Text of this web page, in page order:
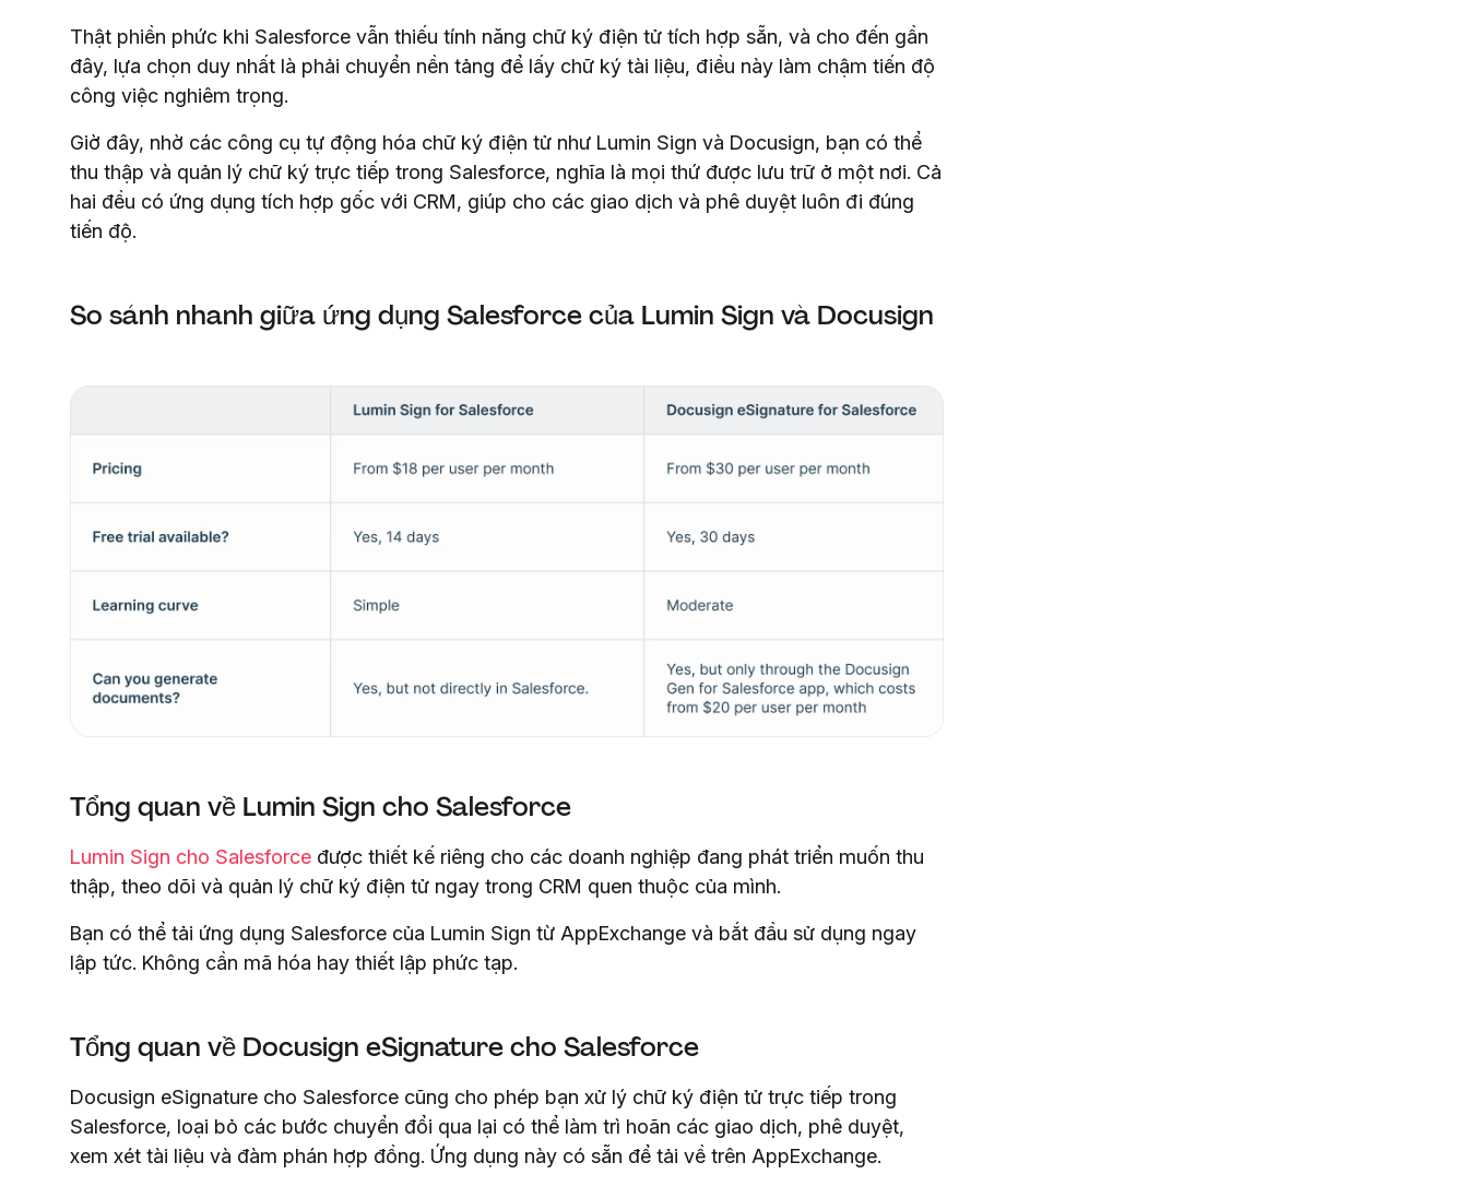
Thật phiền phức khi Salesforce vẫn thiếu tính năng chữ ký điện tử tích hợp sẵn, và cho đến gần
đây, lựa chọn duy nhất là phải chuyển nền tảng để lấy chữ ký tài liệu, điều này làm chậm tiến độ
công việc nghiêm trọng.
Giờ đây, nhờ các công cụ tự động hóa chữ ký điện tử như Lumin Sign và Docusign, bạn có thể
thu thập và quản lý chữ ký trực tiếp trong Salesforce, nghĩa là mọi thứ được lưu trữ ở một nơi. Cả
hai đều có ứng dụng tích hợp gốc với CRM, giúp cho các giao dịch và phê duyệt luôn đi đúng
tiến độ.
So sánh nhanh giữa ứng dụng Salesforce của Lumin Sign và Docusign
Tổng quan về Lumin Sign cho Salesforce
Lumin Sign cho Salesforce được thiết kế riêng cho các doanh nghiệp đang phát triển muốn thu
thập, theo dõi và quản lý chữ ký điện tử ngay trong CRM quen thuộc của mình.
Bạn có thể tải ứng dụng Salesforce của Lumin Sign từ AppExchange và bắt đầu sử dụng ngay
lập tức. Không cần mã hóa hay thiết lập phức tạp.
Tổng quan về Docusign eSignature cho Salesforce
Docusign eSignature cho Salesforce cũng cho phép bạn xử lý chữ ký điện tử trực tiếp trong
Salesforce, loại bỏ các bước chuyển đổi qua lại có thể làm trì hoãn các giao dịch, phê duyệt,
xem xét tài liệu và đàm phán hợp đồng. Ứng dụng này có sẵn để tải về trên AppExchange.